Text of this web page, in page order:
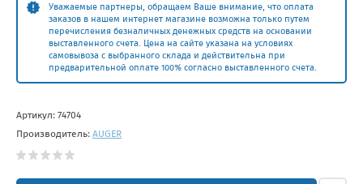
Уважаемые партнеры, обращаем Ваше внимание, что оплата
заказов в нашем интернет магазине возможна только путем
перечисления безналичных денежных средств на основании
выставленного счета. Цена на сайте указана на условиях
самовывоза с выбранного склада и действительна при
предварительной оплате 100% согласно выставленного счета.
Артикул: 74704
Производитель: AUGER